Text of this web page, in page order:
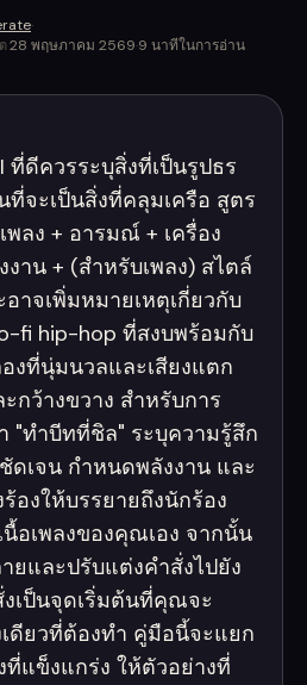
·
28 พฤษภาคม 2569·9 นาทีในการอ่าน
ที่ดีควรระบุสิ่งที่เป็นรูปธร
จะเป็นสิ่งที่คลุมเครือ สูตร
ลง + อารมณ์ + เครื่อง
าน + (สำหรับเพลง) สไตล์
าจเพิ่มหมายเหตุเกี่ยวกับ
fi hip-hop ที่สงบพร้อมกับ
งที่นุ่มนวลและเสียงแตก
กว้างขวาง สำหรับการ
"ทำบีทที่ชิล" ระบุความรู้สึก
ดเจน กำหนดพลังงาน และ
องให้บรรยายถึงนักร้อง
นื้อเพลงของคุณเอง จากนั้น
ยและปรับแต่งคำสั่งไปยัง
เป็นจุดเริ่มต้นที่คุณจะ
ดียวที่ต้องทำ คู่มือนี้จะแยก
ที่แข็งแกร่ง ให้ตัวอย่างที่